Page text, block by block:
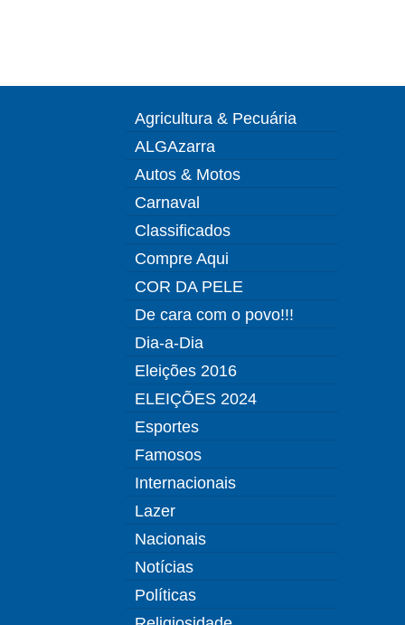
Agricultura & Pecuária
ALGAzarra
Autos & Motos
Carnaval
Classificados
Compre Aqui
COR DA PELE
De cara com o povo!!!
Dia-a-Dia
Eleições 2016
ELEIÇÕES 2024
Esportes
Famosos
Internacionais
Lazer
Nacionais
Notícias
Políticas